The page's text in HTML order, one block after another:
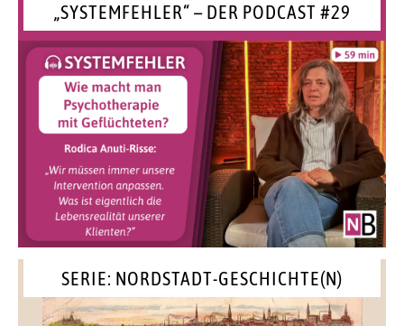
„SYSTEMFEHLER“ – DER PODCAST #29
SERIE: NORDSTADT-GESCHICHTE(N)